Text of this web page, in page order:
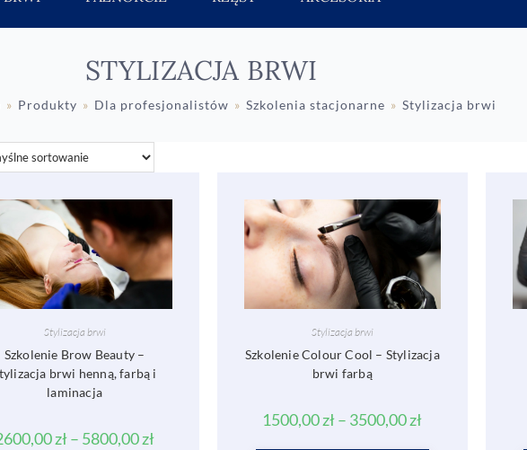
STYLIZACJA BRWI
» Produkty » Dla profesjonalistów » Szkolenia stacjonarne » Stylizacja brwi
Stylizacja brwi
Szkolenie Brow Beauty –
brwi henną, farbą i
laminacja
zł– 5800,00zł
Stylizacja brwi
Szkolenie Colour Cool – Stylizacja
brwi farbą
1500,00zł– 3500,00zł